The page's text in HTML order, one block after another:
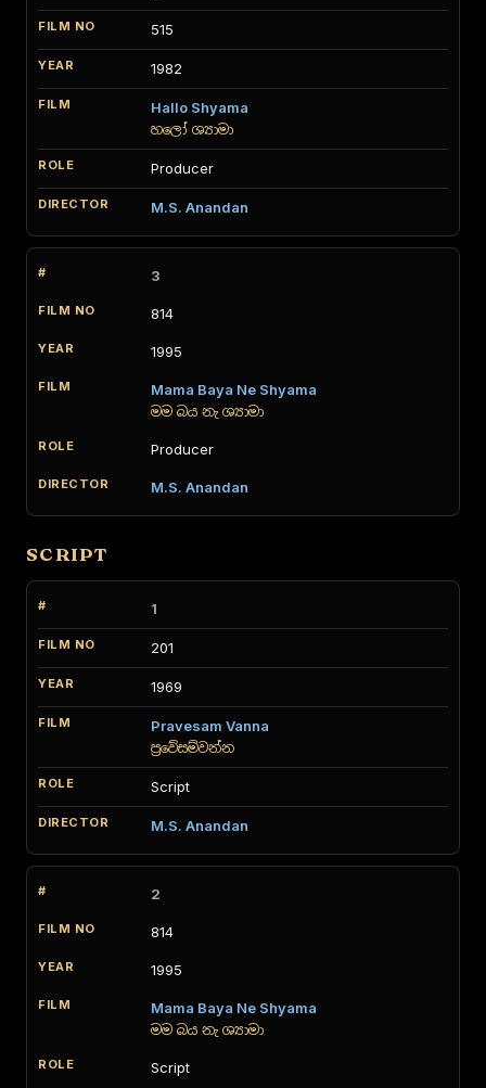
515
1982
Hallo Shyama
හලෝ ශ්‍යාමා
Producer
M.S. Anandan
3
814
1995
Mama Baya Ne Shyama
මම බය නැ ශ්‍යාමා
Producer
M.S. Anandan
SCRIPT
1
201
1969
Pravesam Vanna
ප්‍රවේසම්වන්න
Script
M.S. Anandan
2
814
1995
Mama Baya Ne Shyama
මම බය නැ ශ්‍යාමා
Script